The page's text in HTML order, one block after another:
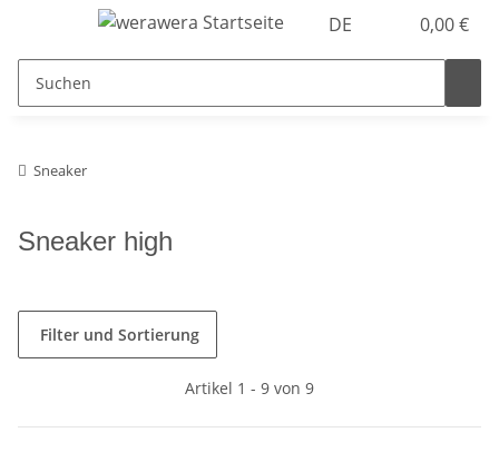
DE 0,00 €
Sneaker
Sneaker high
Filter und Sortierung
Artikel 1 - 9 von 9